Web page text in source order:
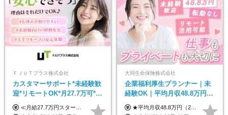
ＦＪＵＴプラス株式会社
カスタマーサポート*未経験歓
迎*リモートOK*月27.7万可*賞
与年2回*転勤なし*連休
OK/ZE010232
≪月給27.7万円スタートも可／賞与年2回≫ ■月給21万円～27.7万円＋各種手当＋賞与年2回 ※給与は勤務地に応じて変更します ※年齢や経験・スキルなどを考慮して決定します ※時間外手当は全額支給 ※上記は初年度の月給となります ※試用期間3ヶ月（その他待遇に差異はありません） 【固定残業代について】 なし（残業代は、実際の労働時間に応じて別途全額支給）
大同生命保険株式会社
企業福利厚生プランナー｜未
経験OK｜平均月収48.8万円｜
リモートOK｜残業ほぼなし｜
転勤なし｜女性活躍中
★平均月収48.8万円（2025年度実績） ★安心の固定給＋賞与年2回＋インセンティブ！手当も充実 月給21万円～23万円＋諸手当＋インセンティブ＋賞与年2回 ※給与は年間平均の税込定例給与です。賞与は含みません。 ※約3週間の研修期間中は日当8000円を支給いたします。 ※試用期間6ヵ月あり（期間中の条件変更なし） ◆東京・神奈川・千葉・埼玉・愛知（一部）・京都・大阪・兵庫（一部）：月給23万円以上 ◆静岡（一部）・三重・岐阜：月給22万円以上 ◆上記以外の地域：月給21万円以上